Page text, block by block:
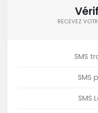
RECEVEZ
SMS
SMS
SMS